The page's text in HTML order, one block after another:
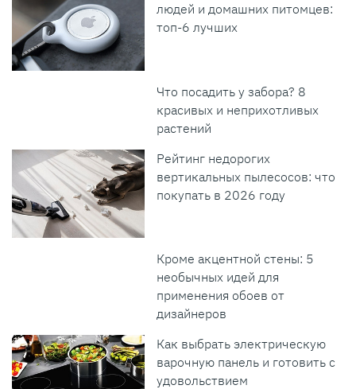
людей и домашних питомцев:
топ-6 лучших
Что посадить у забора? 8
красивых и неприхотливых
растений
Рейтинг недорогих
вертикальных пылесосов: что
покупать в 2026 году
Кроме акцентной стены: 5
необычных идей для
применения обоев от
дизайнеров
Как выбрать электрическую
варочную панель и готовить с
удовольствием